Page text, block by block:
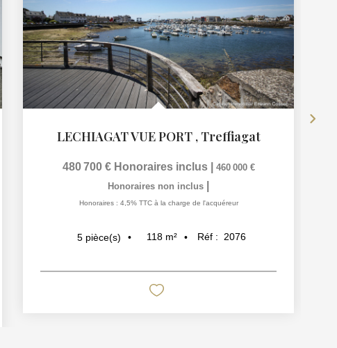
LECHIAGAT VUE PORT , Treffiagat
480 700 € Honoraires inclus
460 000 €
Honoraires non inclus
Honoraires : 4,5% TTC à la charge de l'acquéreur
5 pièce(s) 118 m² Réf : 2076